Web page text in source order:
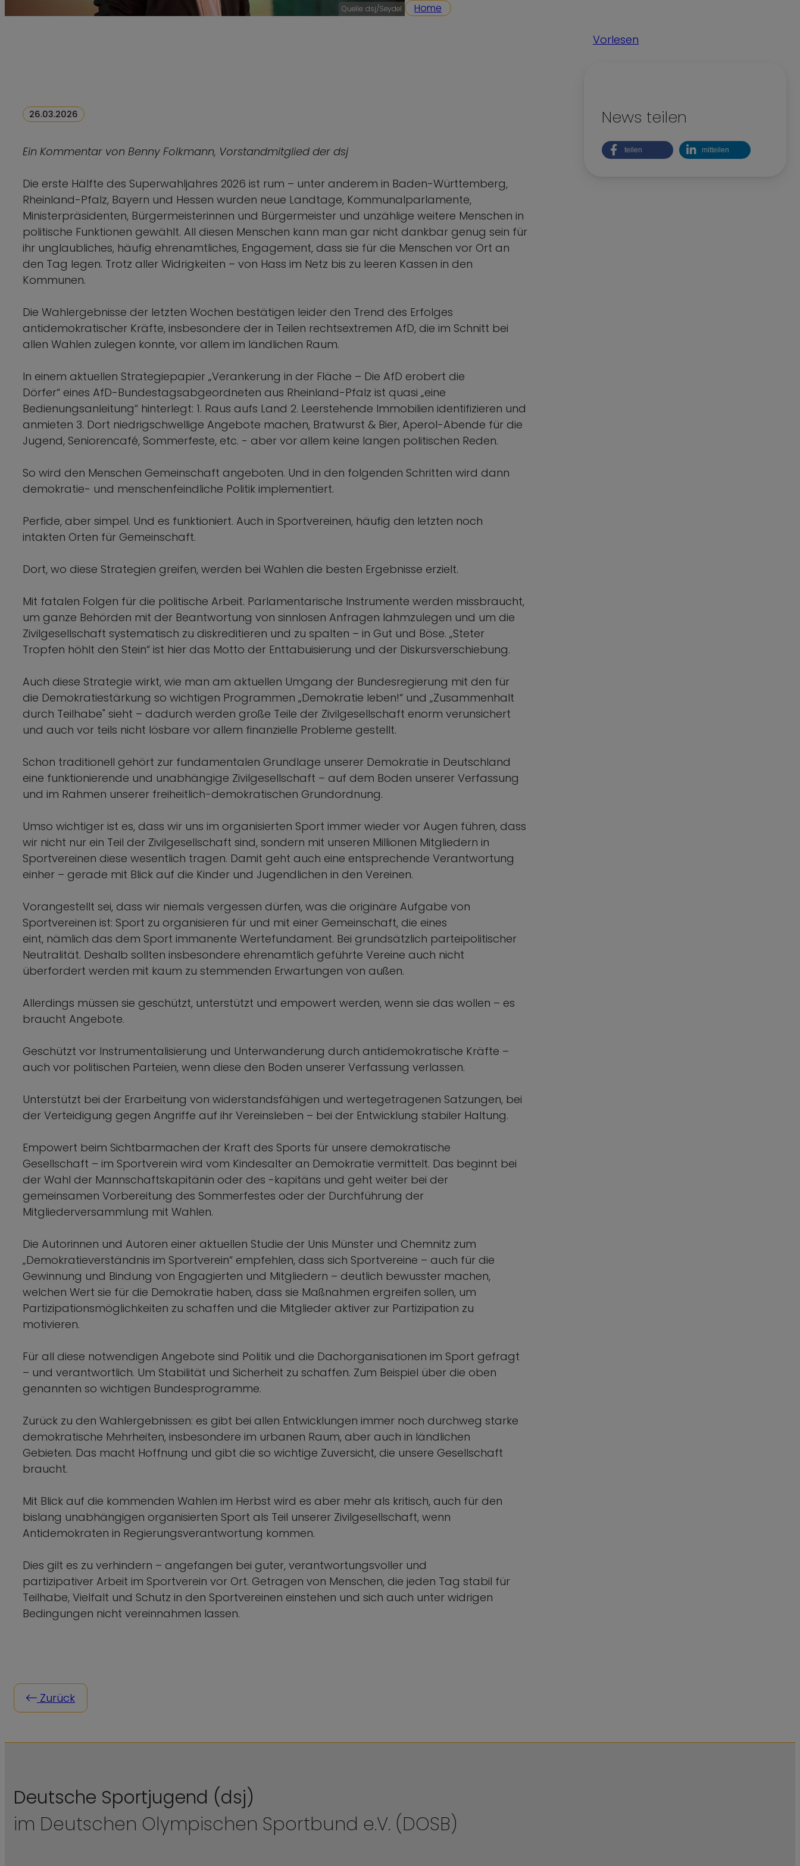
Nachhaltigkeit
Quelle: dsj/Seydel Home
26.03.2026
Ein Kommentar von Benny Folkmann, Vorstandmitglied der dsj
Die erste Hälfte des Superwahljahres 2026 ist rum – unter anderem in Baden-Württemberg,
Rheinland-Pfalz, Bayern und Hessen wurden neue Landtage, Kommunalparlamente,
Ministerpräsidenten, Bürgermeisterinnen und Bürgermeister und unzählige weitere Menschen in
politische Funktionen gewählt. All diesen Menschen kann man gar nicht dankbar genug sein für
ihr unglaubliches, häufig ehrenamtliches, Engagement, dass sie für die Menschen vor Ort an
den Tag legen. Trotz aller Widrigkeiten – von Hass im Netz bis zu leeren Kassen in den
Kommunen.
Die Wahlergebnisse der letzten Wochen bestätigen leider den Trend des Erfolges
antidemokratischer Kräfte, insbesondere der in Teilen rechtsextremen AfD, die im Schnitt bei
allen Wahlen zulegen konnte, vor allem im ländlichen Raum.
In einem aktuellen Strategiepapier „Verankerung in der Fläche – Die AfD erobert die
Dörfer“ eines AfD-Bundestagsabgeordneten aus Rheinland-Pfalz ist quasi „eine
Bedienungsanleitung“ hinterlegt: 1. Raus aufs Land 2. Leerstehende Immobilien identifizieren und
anmieten 3. Dort niedrigschwellige Angebote machen, Bratwurst & Bier, Aperol-Abende für die
Jugend, Seniorencafé, Sommerfeste, etc. - aber vor allem keine langen politischen Reden.
So wird den Menschen Gemeinschaft angeboten. Und in den folgenden Schritten wird dann
demokratie- und menschenfeindliche Politik implementiert.
Perfide, aber simpel. Und es funktioniert. Auch in Sportvereinen, häufig den letzten noch
intakten Orten für Gemeinschaft.
Dort, wo diese Strategien greifen, werden bei Wahlen die besten Ergebnisse erzielt.
Mit fatalen Folgen für die politische Arbeit. Parlamentarische Instrumente werden missbraucht,
um ganze Behörden mit der Beantwortung von sinnlosen Anfragen lahmzulegen und um die
Zivilgesellschaft systematisch zu diskreditieren und zu spalten – in Gut und Böse. „Steter
Tropfen höhlt den Stein“ ist hier das Motto der Enttabuisierung und der Diskursverschiebung.
Auch diese Strategie wirkt, wie man am aktuellen Umgang der Bundesregierung mit den für
die Demokratiestärkung so wichtigen Programmen „Demokratie leben!“ und „Zusammenhalt
durch Teilhabe" sieht – dadurch werden große Teile der Zivilgesellschaft enorm verunsichert
und auch vor teils nicht lösbare vor allem finanzielle Probleme gestellt.
Schon traditionell gehört zur fundamentalen Grundlage unserer Demokratie in Deutschland
eine funktionierende und unabhängige Zivilgesellschaft – auf dem Boden unserer Verfassung
und im Rahmen unserer freiheitlich-demokratischen Grundordnung.
Umso wichtiger ist es, dass wir uns im organisierten Sport immer wieder vor Augen führen, dass
wir nicht nur ein Teil der Zivilgesellschaft sind, sondern mit unseren Millionen Mitgliedern in
Sportvereinen diese wesentlich tragen. Damit geht auch eine entsprechende Verantwortung
einher – gerade mit Blick auf die Kinder und Jugendlichen in den Vereinen.
Vorangestellt sei, dass wir niemals vergessen dürfen, was die originäre Aufgabe von
Sportvereinen ist: Sport zu organisieren für und mit einer Gemeinschaft, die eines
eint, nämlich das dem Sport immanente Wertefundament. Bei grundsätzlich parteipolitischer
Neutralität. Deshalb sollten insbesondere ehrenamtlich geführte Vereine auch nicht
überfordert werden mit kaum zu stemmenden Erwartungen von außen.
Allerdings müssen sie geschützt, unterstützt und empowert werden, wenn sie das wollen – es
braucht Angebote.
Geschützt vor Instrumentalisierung und Unterwanderung durch antidemokratische Kräfte –
auch vor politischen Parteien, wenn diese den Boden unserer Verfassung verlassen.
Unterstützt bei der Erarbeitung von widerstandsfähigen und wertegetragenen Satzungen, bei
der Verteidigung gegen Angriffe auf ihr Vereinsleben – bei der Entwicklung stabiler Haltung.
Empowert beim Sichtbarmachen der Kraft des Sports für unsere demokratische
Gesellschaft – im Sportverein wird vom Kindesalter an Demokratie vermittelt. Das beginnt bei
der Wahl der Mannschaftskapitänin oder des -kapitäns und geht weiter bei der
gemeinsamen Vorbereitung des Sommerfestes oder der Durchführung der
Mitgliederversammlung mit Wahlen.
Die Autorinnen und Autoren einer aktuellen Studie der Unis Münster und Chemnitz zum
„Demokratieverständnis im Sportverein“ empfehlen, dass sich Sportvereine – auch für die
Gewinnung und Bindung von Engagierten und Mitgliedern – deutlich bewusster machen,
welchen Wert sie für die Demokratie haben, dass sie Maßnahmen ergreifen sollen, um
Partizipationsmöglichkeiten zu schaffen und die Mitglieder aktiver zur Partizipation zu
motivieren.
Für all diese notwendigen Angebote sind Politik und die Dachorganisationen im Sport gefragt
– und verantwortlich. Um Stabilität und Sicherheit zu schaffen. Zum Beispiel über die oben
genannten so wichtigen Bundesprogramme.
Zurück zu den Wahlergebnissen: es gibt bei allen Entwicklungen immer noch durchweg starke
demokratische Mehrheiten, insbesondere im urbanen Raum, aber auch in ländlichen
Gebieten. Das macht Hoffnung und gibt die so wichtige Zuversicht, die unsere Gesellschaft
braucht.
Mit Blick auf die kommenden Wahlen im Herbst wird es aber mehr als kritisch, auch für den
bislang unabhängigen organisierten Sport als Teil unserer Zivilgesellschaft, wenn
Antidemokraten in Regierungsverantwortung kommen.
Dies gilt es zu verhindern – angefangen bei guter, verantwortungsvoller und
partizipativer Arbeit im Sportverein vor Ort. Getragen von Menschen, die jeden Tag stabil für
Teilhabe, Vielfalt und Schutz in den Sportvereinen einstehen und sich auch unter widrigen
Bedingungen nicht vereinnahmen lassen.
Zurück
Vorlesen
News teilen
teilen mitteilen
Deutsche Sportjugend (dsj)
im Deutschen Olympischen Sportbund e.V. (DOSB)